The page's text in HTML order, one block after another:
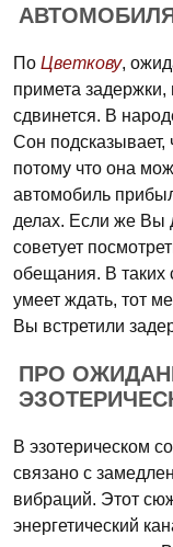
По Цветкову,
примета задержки,
сдвинется. В
Сон подсказывает,
потому что она
автомобиль
делах. Если же Вы
советует
обещания. В таких
умеет ждать, тот
Вы встретили
ПРО
В эзотерическом
связано с
вибраций. Этот
энергетический